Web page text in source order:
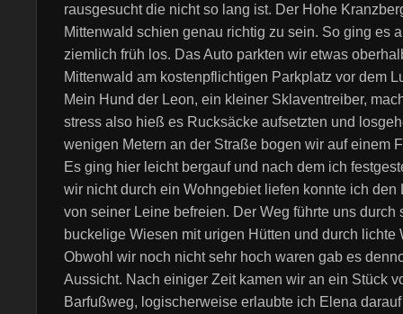
rausgesucht die nicht so lang ist. Der Hohe
Mittenwald schien genau richtig zu sein. So ging es
ziemlich früh los. Das Auto parkten wir etwas
Mittenwald am kostenpflichtigen Parkplatz vor dem
Mein Hund der Leon, ein kleiner Sklaventreiber,
stress also hieß es Rucksäcke aufsetzten und
wenigen Metern an der Straße bogen wir auf einem
Es ging hier leicht bergauf und nach dem ich
wir nicht durch ein Wohngebiet liefen konnte ich den
von seiner Leine befreien. Der Weg führte uns durch
buckelige Wiesen mit urigen Hütten und durch lichte
Obwohl wir noch nicht sehr hoch waren gab es
Aussicht. Nach einiger Zeit kamen wir an ein Stück
Barfußweg, logischerweise erlaubte ich Elena